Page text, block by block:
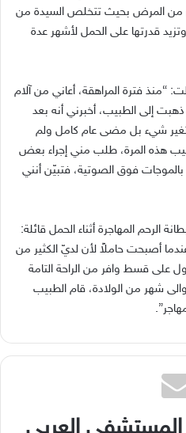
من المرض بحيث تتخلص السيدة من
قدرتها على الحمل لأشهر عدة
“منذ فترة المراهقة، أعاني من آلام
إلى الطبيب، أخبرني أنه بعد
يتغير شيء بل مضى عام كامل ولم
هذه المرة، طلب مني إجراء بعض
فوق الصوتية، فتبيّن أنني
الرحم المهاجرة أثناء الحمل قائلة:
أصبحت حاملاً لأن لديّ الكثير من
على قسط وافر من الراحة التامة
شهر من الولادة، قام الطبيب
”
.